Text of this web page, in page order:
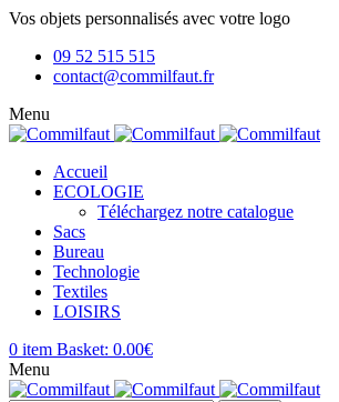
Vos objets personnalisés avec votre logo
09 52 515 515
contact@commilfaut.fr
Menu
Accueil
ECOLOGIE
Téléchargez notre catalogue
Sacs
Bureau
Technologie
Textiles
LOISIRS
0 item Basket: 0.00€
Menu